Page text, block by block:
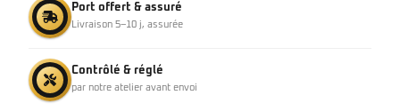
Port offert & assuré
Livraison 5–10 j, assurée
Contrôlé & réglé
par notre atelier avant envoi